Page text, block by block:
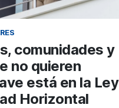
comunidades y
no quieren
está en la Ley
Horizontal